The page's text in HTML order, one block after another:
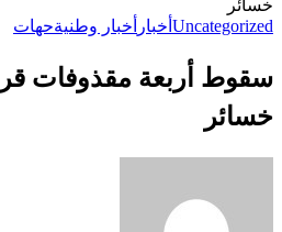
خسائر
Uncategorized أخبار أخبار وطنيةحهات
سقوط أربعة مقذوفات
خسائر